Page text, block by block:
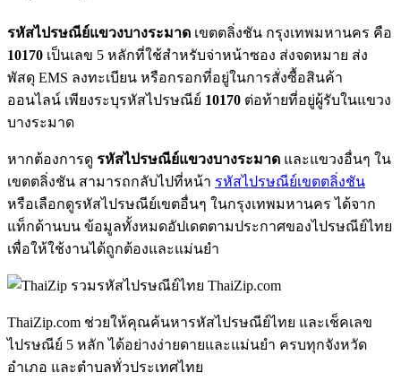
รหัสไปรษณีย์แขวงบางระมาด เขตตลิ่งชัน กรุงเทพมหานคร คือ
10170 เป็นเลข 5 หลักที่ใช้สำหรับจ่าหน้าซอง ส่งจดหมาย ส่ง
พัสดุ EMS ลงทะเบียน หรือกรอกที่อยู่ในการสั่งซื้อสินค้า
ออนไลน์ เพียงระบุรหัสไปรษณีย์ 10170 ต่อท้ายที่อยู่ผู้รับในแขวง
บางระมาด
หากต้องการดู รหัสไปรษณีย์แขวงบางระมาด และแขวงอื่นๆ ใน
เขตตลิ่งชัน สามารถกลับไปที่หน้า รหัสไปรษณีย์เขตตลิ่งชัน
หรือเลือกดูรหัสไปรษณีย์เขตอื่นๆ ในกรุงเทพมหานคร ได้จาก
แท็กด้านบน ข้อมูลทั้งหมดอัปเดตตามประกาศของไปรษณีย์ไทย
เพื่อให้ใช้งานได้ถูกต้องและแม่นยำ
ThaiZip.com
ThaiZip.com ช่วยให้คุณค้นหารหัสไปรษณีย์ไทย และเช็คเลข
ไปรษณีย์ 5 หลัก ได้อย่างง่ายดายและแม่นยำ ครบทุกจังหวัด
อำเภอ และตำบลทั่วประเทศไทย